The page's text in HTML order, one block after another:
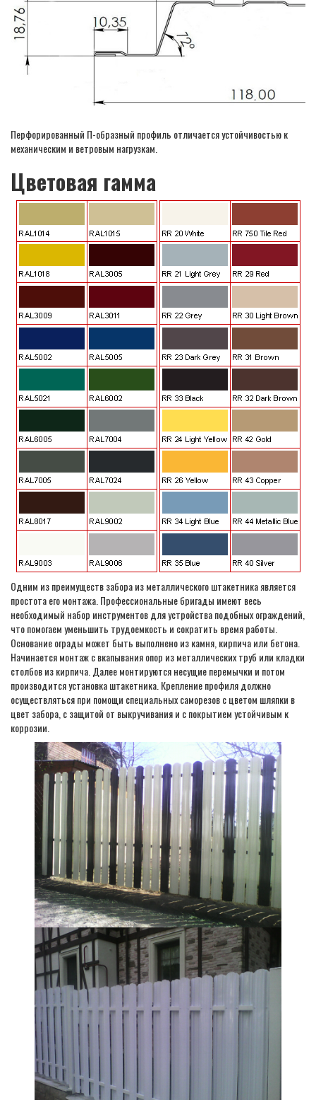
Перфорированный П-образный профиль отличается устойчивостью к
механическим и ветровым нагрузкам.
Цветовая гамма
Одним из преимуществ забора из металлического штакетника является
простота его монтажа. Профессиональные бригады имеют весь
необходимый набор инструментов для устройства подобных ограждений,
что помогаем уменьшить трудоемкость и сократить время работы.
Основание ограды может быть выполнено из камня, кирпича или бетона.
Начинается монтаж с вкапывания опор из металлических труб или кладки
столбов из кирпича. Далее монтируются несущие перемычки и потом
производится установка штакетника. Крепление профиля должно
осуществляться при помощи специальных саморезов с цветом шляпки в
цвет забора, с защитой от выкручивания и с покрытием устойчивым к
коррозии.